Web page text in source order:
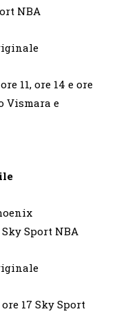
ore 14 e ore
Vismara e
NBA
Sky Sport